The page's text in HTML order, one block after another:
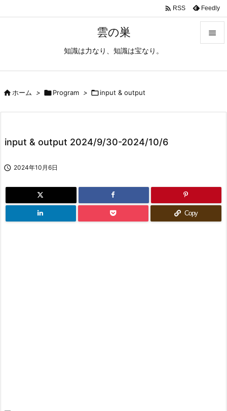
雲の巣
知識は力なり、知識は宝なり。

 RSS Feedly
ホーム > Program > input & output
input & output 2024/9/30-2024/10/6
 2024年10月6日
Copy